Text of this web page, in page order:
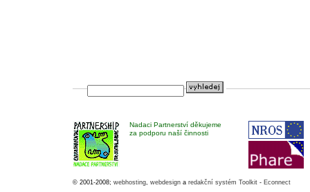
Nadaci Partnerství děkujeme
za podporu naší činnosti
© 2001-2008; webhosting, webdesign a redakční systém Toolkit - Econnect